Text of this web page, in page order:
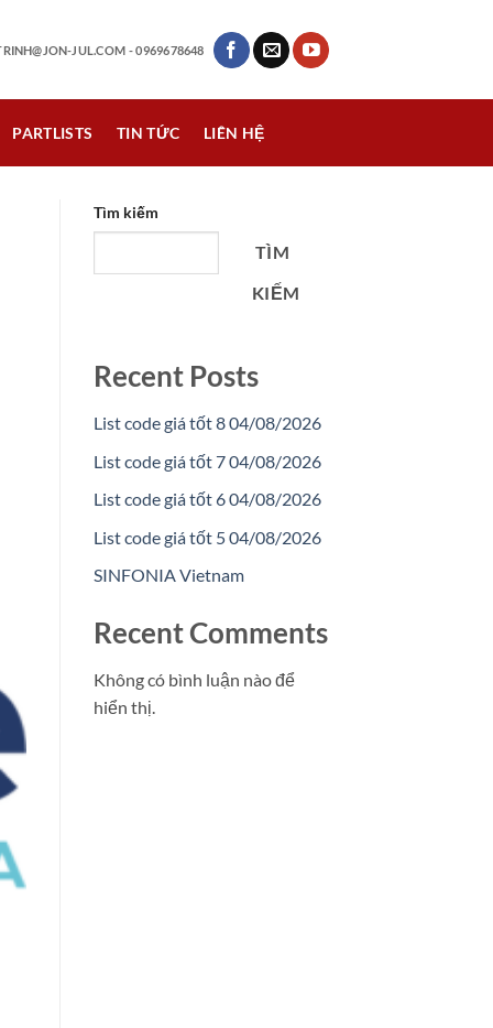
JUL.COM - 0969678648
PARTLISTS TIN TỨC LIÊN HỆ
Tìm kiếm
TÌM
KIẾM
Recent Posts
List code giá tốt 8 04/08/2026
List code giá tốt 7 04/08/2026
List code giá tốt 6 04/08/2026
List code giá tốt 5 04/08/2026
SINFONIA Vietnam
Recent Comments
Không có bình luận nào để
hiển thị.